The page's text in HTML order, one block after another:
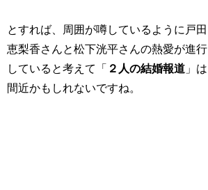
とすれば、周囲が噂しているように戸田
恵梨香さんと松下洸平さんの熱愛が進行
していると考えて「 ２人の結婚報道 」は
間近かもしれないですね。